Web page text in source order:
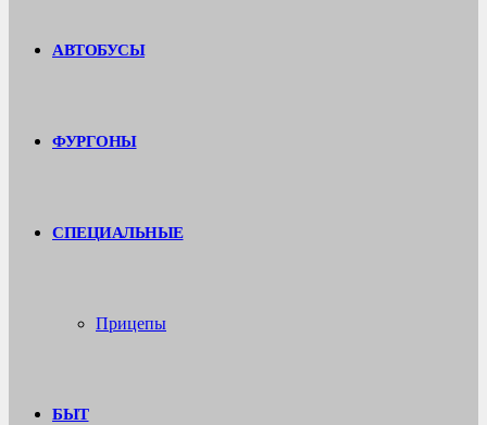
АВТОБУСЫ
ФУРГОНЫ
СПЕЦИАЛЬНЫЕ
Прицепы
БЫТ